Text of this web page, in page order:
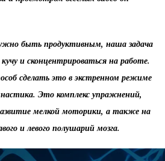
быть продуктивным, наша задача
и сконцентрироваться на работе.
сделать это в экстренном режиме
Это комплекс упражнений,
мелкой моторики, а также на
и левого полушарий мозга.